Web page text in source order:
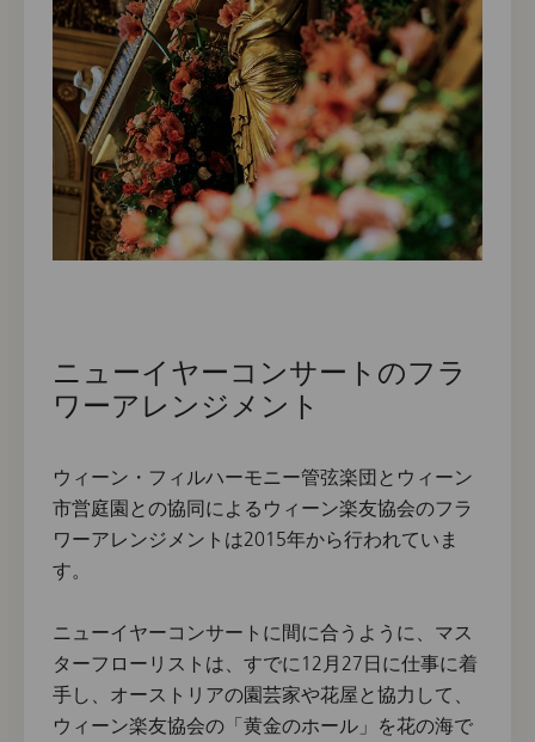
ニューイヤーコンサートのフラ
ワーアレンジメント
ウィーン・フィルハーモニー管弦楽団とウィーン
市営庭園との協同によるウィーン楽友協会のフラ
ワーアレンジメントは2015年から行われていま
す。
ニューイヤーコンサートに間に合うように、マス
ターフローリストは、すでに12月27日に仕事に着
手し、オーストリアの園芸家や花屋と協力して、
ウィーン楽友協会の「黄金のホール」を花の海で